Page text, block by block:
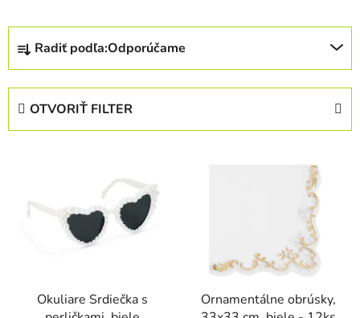
R
d
Radiť podľa:Odporúčame
OTVORIŤ FILTER
Okuliare Srdiečka s
Ornamentálne obrúsky,